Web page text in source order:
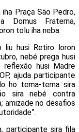
Praça São Pedro,
Domus Fraterna,
tolu iha neba.
liu husi Retiro loron
nebé prega husi
husi Madre
ajuda participante
ho tema-tema sira
sira nebé contra
amizade no desafios
participante sira fila